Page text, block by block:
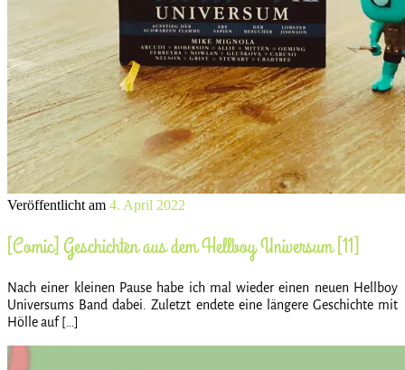
Veröffentlicht am 4. April 2022
[Comic] Geschichten aus dem Hellboy Universum [11]
Nach einer kleinen Pause habe ich mal wieder einen neuen Hellboy
Universums Band dabei. Zuletzt endete eine längere Geschichte mit
Hölle auf […]